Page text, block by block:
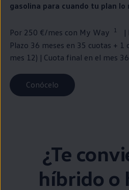
gasolina para cuando tu plan lo
Por 250 €/mes con My Way 1
|
Plazo 36 meses en 35 cuotas + 1
mes 12) | Cuota final en el mes
Conócelo
¿Te
híbrido o